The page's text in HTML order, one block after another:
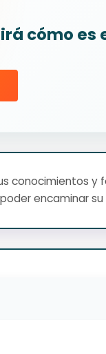
cómo es
conocimientos
encaminar